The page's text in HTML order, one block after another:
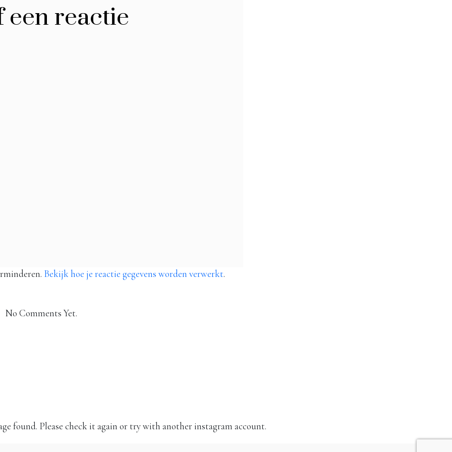
een reactie
Bekijk hoe je reactie gegevens worden verwerkt.
No Comments Yet.
found. Please check it again or try with another instagram account.